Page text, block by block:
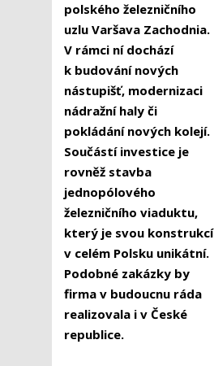
polského železničního
uzlu Varšava Zachodnia.
V rámci ní dochází
k budování nových
nástupišť, modernizaci
nádražní haly či
pokládání nových kolejí.
Součástí investice je
rovněž stavba
jednopólového
železničního viaduktu,
který je svou konstrukcí
v celém Polsku unikátní.
Podobné zakázky by
firma v budoucnu ráda
realizovala i v České
republice.